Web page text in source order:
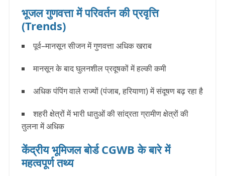
भूजल गुणवत्ता में परिवर्तन की प्रवृत्ति
(Trends)
पूर्व–मानसून सीजन में गुणवत्ता अधिक खराब
मानसून के बाद घुलनशील प्रदूषकों में हल्की कमी
अधिक पंपिंग वाले राज्यों (पंजाब, हरियाणा) में संदूषण बढ़ रहा है
शहरी क्षेत्रों में भारी धातुओं की सांद्रता ग्रामीण क्षेत्रों की
तुलना में अधिक
केंद्रीय भूमिजल बोर्ड CGWB के बारे में
महत्वपूर्ण तथ्य